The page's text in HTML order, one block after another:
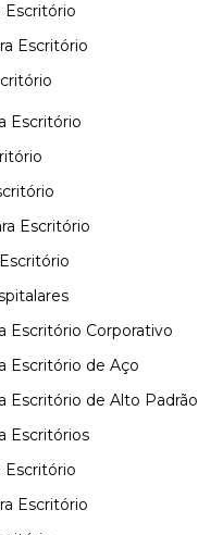
Escritório
Escritório
Escritório
Escritório
Escritório Corporativo
Escritório de Aço
Escritório de Alto Padrão
Escritórios
Escritório
Escritório